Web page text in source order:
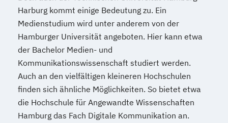
Harburg kommt einige Bedeutung zu. Ein
Medienstudium wird unter anderem von der
Hamburger Universität angeboten. Hier kann etwa
der Bachelor Medien- und
Kommunikationswissenschaft studiert werden.
Auch an den vielfältigen kleineren Hochschulen
finden sich ähnliche Möglichkeiten. So bietet etwa
die Hochschule für Angewandte Wissenschaften
Hamburg das Fach Digitale Kommunikation an.